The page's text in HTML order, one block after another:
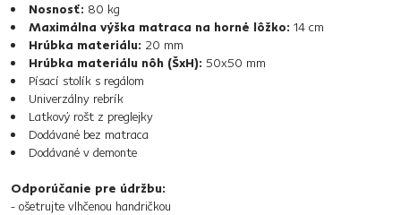
Nosnosť: 80 kg
Maximálna výška matraca na horné lôžko: 14 cm
Hrúbka materiálu: 20 mm
Hrúbka materiálu nôh (ŠxH): 50x50 mm
Písací stolík s regálom
Univerzálny rebrík
Latkový rošt z preglejky
Dodávané bez matraca
Dodávané v demonte
Odporúčanie pre údržbu:
- ošetrujte vlhčenou handričkou